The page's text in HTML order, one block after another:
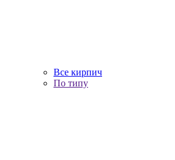
Все кирпич
По типу